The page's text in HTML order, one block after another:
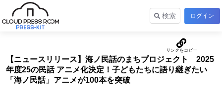
検索 ログイン
【ニュースリリース】海ノ民話のまちプロジェクト 2025
年度25の民話 アニメ化決定！子どもたちに語り継ぎたい
「海ノ民話」アニメが100本を突破